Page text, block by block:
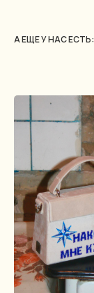
А ЕЩЕ У НАС ЕСТЬ: